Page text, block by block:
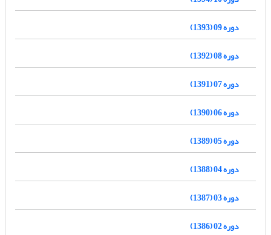
دوره 09 (1393)
دوره 08 (1392)
دوره 07 (1391)
دوره 06 (1390)
دوره 05 (1389)
دوره 04 (1388)
دوره 03 (1387)
دوره 02 (1386)